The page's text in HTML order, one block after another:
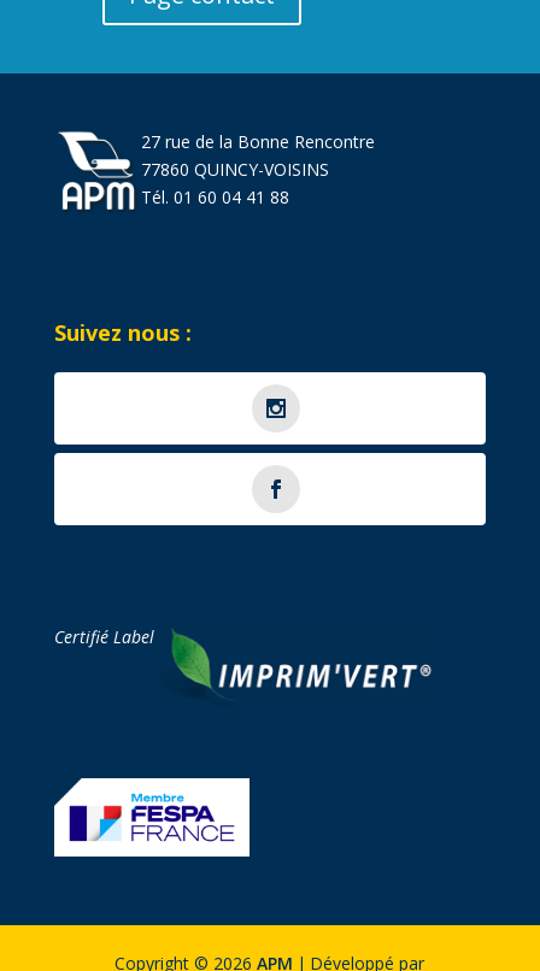
27 rue de la Bonne Rencontre
77860 QUINCY-VOISINS
Tél. 01 60 04 41 88
Suivez nous :
Certifié Label
Copyright © 2026APM | Développé par